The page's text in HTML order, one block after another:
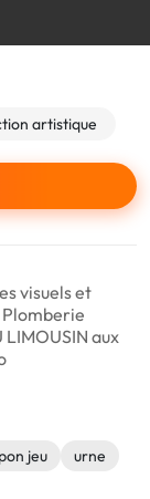
artistique
visuels et
aux
jeu
urne